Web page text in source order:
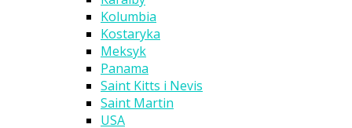
Kolumbia
Kostaryka
Meksyk
Panama
Saint Kitts i Nevis
Saint Martin
USA